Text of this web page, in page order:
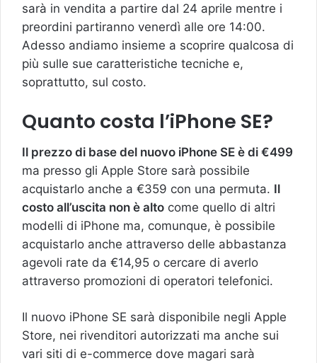
sarà in vendita a partire dal 24 aprile mentre i
preordini partiranno venerdì alle ore 14:00.
Adesso andiamo insieme a scoprire qualcosa di
più sulle sue caratteristiche tecniche e,
soprattutto, sul costo.
Quanto costa l’iPhone SE?
Il prezzo di base del nuovo iPhone SE è di €499
ma presso gli Apple Store sarà possibile
acquistarlo anche a €359 con una permuta. Il
costo all’uscita non è alto come quello di altri
modelli di iPhone ma, comunque, è possibile
acquistarlo anche attraverso delle abbastanza
agevoli rate da €14,95 o cercare di averlo
attraverso promozioni di operatori telefonici.
Il nuovo iPhone SE sarà disponibile negli Apple
Store, nei rivenditori autorizzati ma anche sui
vari siti di e-commerce dove magari sarà